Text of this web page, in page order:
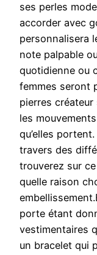
ses perles
accorder avec
personnalisera
note palpable
quotidienne ou
femmes seront
pierres créateur
les
qu’elles
travers des
trouverez sur
quelle raison
porte étant
vestimentaires
un bracelet qui